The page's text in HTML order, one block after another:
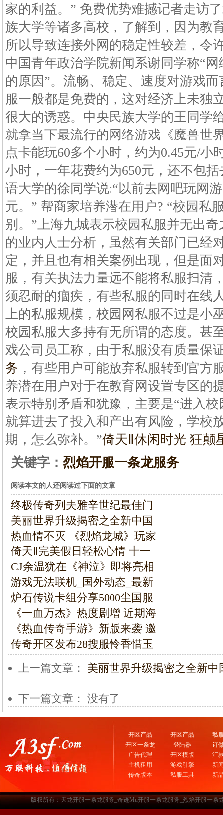
家的利益。” 免费优势难撼记者走访
族大学等诸多高校，了解到，因为教
所以导致连接外网的稳定性较差，令
中国青年政治学院新闻系谢同学称“
的原因”。流畅、稳定、速度对游戏
服一般都是免费的，这对经济上未独
很大的诱惑。中央民族大学的王同学
就拿当下最流行的网络游戏《魔兽世
点卡能玩60多个小时，约为0.45元/小
小时，一年花费约为650元，还不包
语大学的徐同学说:“以前去网吧玩网
元。” 帮商家培养潜在用户? “校园私
别。”上海九城表示校园私服并无出
的业内人士分析，虽然有关部门已经
定，并且也有相关案例出现，但是面
服，有关执法力量远不能将私服扫清
须忍耐的痼疾，有些私服的同时在线
上的私服规模，校园网私服不过是小
校园私服大多持有无所谓的态度。甚
戏公司员工称，由于私服没有质量保
务 ，有些用户可能放弃私服转到官方
养潜在用户对于在教育网设置专区的
表示特别矛盾和犹豫，主要是“进入
就算进去了投入和产出有风险，学校
期，怎么弥补。”倚天Ⅱ休闲时光 狂
关键字： 烈焰开服一条龙服务
阅读本文的人还阅读过下面的文章
终极传奇列夫雅辛世纪最佳门
美丽世界升级揭密之全新中国
热血情不灭 《烈焰龙城》玩家
倚天Ⅱ完美假日轻松心情 十一
CJ余温犹在《神泣》即将亮相
游戏无法联机_国外动态_最新
炉石传说卡组分享5000尘国服
《一血万杰》热度剧增 近期海
《热血传奇手游》新版来袭 邀
传奇开区发布28搜服怜香惜玉
上一篇文章： 美丽世界升级揭密之全新中
下一篇文章： 没有了
开区产品
开区一条龙
广告代理
主机租用
传奇版本
开区产品
登陆器
开区模版
游戏引擎
私服工具
私
订
汇
新
新
版权所有：天龙开服一条龙服务_奇迹Mu开服一条龙服务_烈焰开服一条